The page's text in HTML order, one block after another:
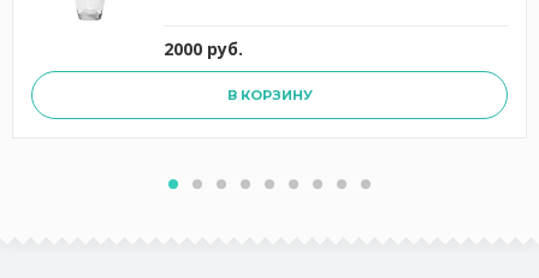
2000 руб.
В КОРЗИНУ